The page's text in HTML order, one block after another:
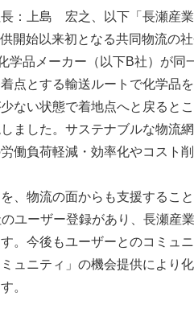
：上島 宏之、以下「長瀬産
開始以来初となる共同物流の
品メーカー（以下B社）が同
点とする輸送ルートで化学品
ない状態で着地点へと戻ると
ました。サステナブルな物流
働負荷軽減・効率化やコスト
、物流の面からも支援すること
ユーザー登録があり、長瀬産
。今後もユーザーとのコミュ
ュニティ」の機会提供により
。